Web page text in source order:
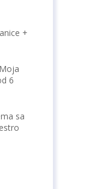
+
6
sa